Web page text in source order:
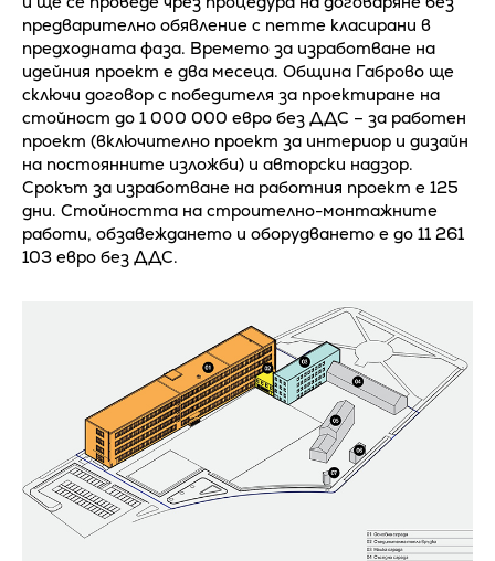
предварително обявление с петте класирани в
предходната фаза. Времето за изработване на
идейния проект е два месеца. Община Габрово ще
сключи договор с победителя за проектиране на
стойност до 1 000 000 евро без ДДС – за работен
проект (включително проект за интериор и дизайн
на постоянните изложби) и авторски надзор.
Срокът за изработване на работния проект е 125
дни. Стойността на строително-монтажните
работи, обзавеждането и оборудването е до 11 261
103 евро без ДДС.